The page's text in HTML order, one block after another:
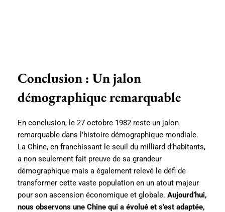
Conclusion : Un jalon
démographique remarquable
En conclusion, le 27 octobre 1982 reste un jalon
remarquable dans l’histoire démographique mondiale.
La Chine, en franchissant le seuil du milliard d’habitants,
a non seulement fait preuve de sa grandeur
démographique mais a également relevé le défi de
transformer cette vaste population en un atout majeur
pour son ascension économique et globale. Aujourd’hui,
nous observons une Chine qui a évolué et s’est adaptée,